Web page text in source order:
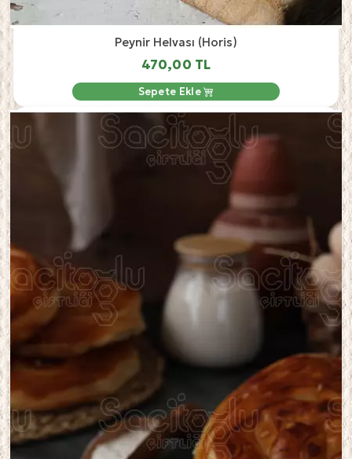
Peynir Helvası (Horis)
470,00 TL
Sepete Ekle